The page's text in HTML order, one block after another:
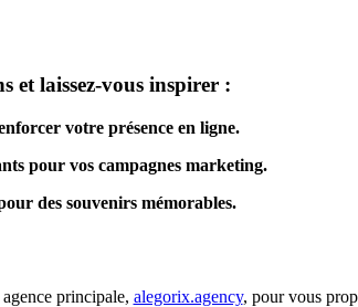
et laissez-vous inspirer :
votre présence en ligne.
pour vos campagnes marketing.
des souvenirs mémorables.
principale, alegorix.agency, pour vous